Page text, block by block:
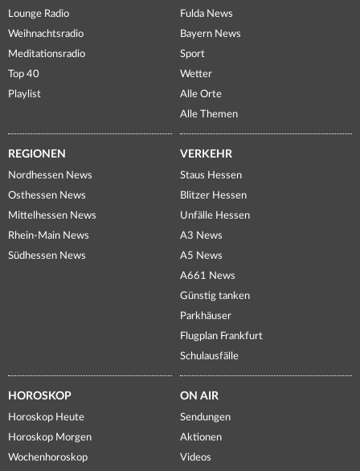
Lounge Radio
Weihnachtsradio
Meditationsradio
Top 40
Playlist
Fulda News
Bayern News
Sport
Wetter
Alle Orte
Alle Themen
REGIONEN
Nordhessen News
Osthessen News
Mittelhessen News
Rhein-Main News
Südhessen News
VERKEHR
Staus Hessen
Blitzer Hessen
Unfälle Hessen
A3 News
A5 News
A661 News
Günstig tanken
Parkhäuser
Flugplan Frankfurt
Schulausfälle
HOROSKOP
Horoskop Heute
Horoskop Morgen
Wochenhoroskop
ON AIR
Sendungen
Aktionen
Videos